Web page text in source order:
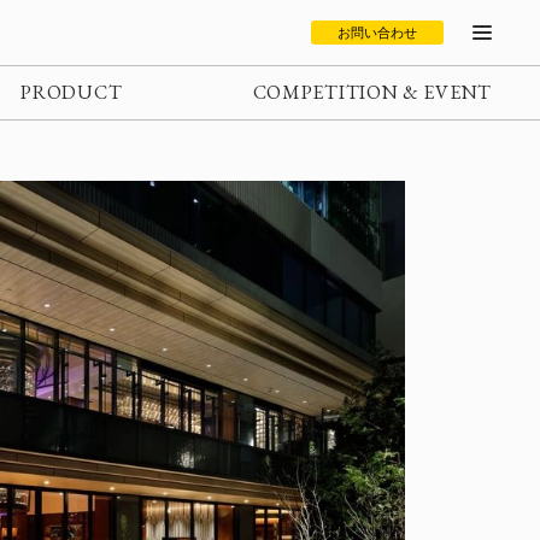
お問い合わせ
PRODUCT COMPETITION & EVENT